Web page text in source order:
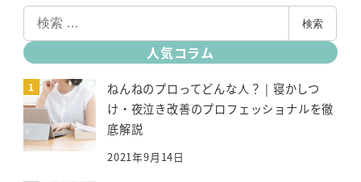
索
検索
人気コラム
ねんねのプロってどんな人？ | 寝かしつ
け・夜泣き改善のプロフェッショナルを徹
底解説
2021年9月14日